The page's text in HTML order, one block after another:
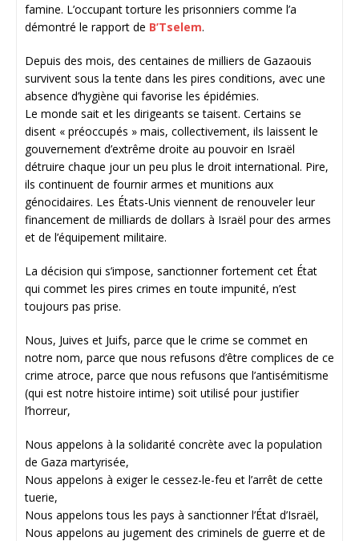
famine. L’occupant torture les prisonniers comme l’a
démontré le rapport de B’Tselem.
Depuis des mois, des centaines de milliers de Gazaouis
survivent sous la tente dans les pires conditions, avec une
absence d’hygiène qui favorise les épidémies.
Le monde sait et les dirigeants se taisent. Certains se
disent « préoccupés » mais, collectivement, ils laissent le
gouvernement d’extrême droite au pouvoir en Israël
détruire chaque jour un peu plus le droit international. Pire,
ils continuent de fournir armes et munitions aux
génocidaires. Les États-Unis viennent de renouveler leur
financement de milliards de dollars à Israël pour des armes
et de l’équipement militaire.
La décision qui s’impose, sanctionner fortement cet État
qui commet les pires crimes en toute impunité, n’est
toujours pas prise.
Nous, Juives et Juifs, parce que le crime se commet en
notre nom, parce que nous refusons d’être complices de ce
crime atroce, parce que nous refusons que l’antisémitisme
(qui est notre histoire intime) soit utilisé pour justifier
l’horreur,
Nous appelons à la solidarité concrète avec la population
de Gaza martyrisée,
Nous appelons à exiger le cessez-le-feu et l’arrêt de cette
tuerie,
Nous appelons tous les pays à sanctionner l’État d’Israël,
Nous appelons au jugement des criminels de guerre et de